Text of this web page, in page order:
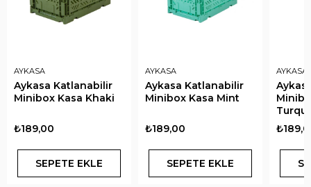
AYKASA
Aykasa Katlanabilir
Minibox Kasa Khaki
₺189,00
SEPETE EKLE
AYKASA
Aykasa Katlanabilir
Minibox Kasa Mint
₺189,00
SEPETE EKLE
AYKASA